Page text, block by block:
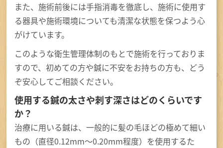
また、施術前後には手指消毒を徹底し、施術に使用す
る器具や施術環境についても清潔な状態を保つよう心
がけています。
このような衛生管理体制のもとで施術を行っておりま
すので、初めての方や鍼に不安をお持ちの方も、どう
ぞ安心してご相談ください。
使用する鍼の太さや刺す深さはどのくらいです
か？
治療に用いる鍼は、一般的に髪の毛ほどの極めて細い
もの（直径0.12mm～0.20mm程度）を使用するた